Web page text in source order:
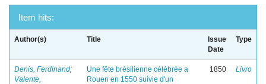
Item hits:
Author(s) Title
Issue
Date
Type
Denis, Ferdinand;
Valente,
Une fête brésilienne célébrée a
Rouen en 1550 suivie d'un
1850 Livro